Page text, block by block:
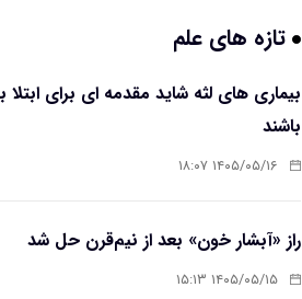
تازه های علم
باشند
۱۴۰۵/۰۵/۱۶ ۱۸:۰۷
راز «آبشار خون» بعد از نیم‌قرن حل شد
۱۴۰۵/۰۵/۱۵ ۱۵:۱۳